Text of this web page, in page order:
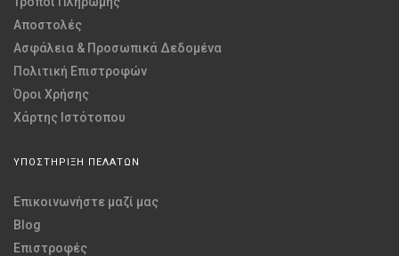
Αποστολές
Ασφάλεια & Προσωπικά Δεδομένα
Πολιτική Επιστροφών
Όροι Χρήσης
Χάρτης Ιστότοπου
ΥΠΟΣΤΗΡΙΞΗ ΠΕΛΑΤΩΝ
Επικοινωνήστε μαζί μας
Blog
Επιστροφές